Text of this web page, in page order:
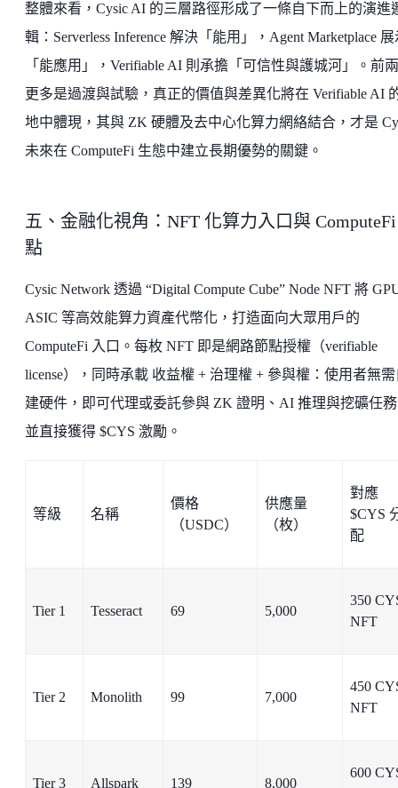
整體來看，Cysic AI 的三層路徑形成了一條自下而上的演進
輯：Serverless Inference 解決「能用」，Agent Marketplace 展
「能應用」，Verifiable AI 則承擔「可信性與護城河」。前
更多是過渡與試驗，真正的價值與差異化將在 Verifiable AI
地中體現，其與 ZK 硬體及去中心化算力網絡結合，才是
未來在 ComputeFi 生態中建立長期優勢的關鍵。
五、金融化視角：NFT 化算力入口與
點
Cysic Network 透過 “Digital Compute Cube” Node NFT 將
ASIC 等高效能算力資產代幣化，打造面向大眾用戶的
ComputeFi 入口。每枚 NFT 即是網路節點授權（verifiable
license），同時承載 收益權 + 治理權 + 參與權：使用者無
建硬件，即可代理或委託參與 ZK 證明、AI 推理與挖礦任
並直接獲得 $CYS 激勵。
等級 名稱
價格
（USDC）
供應量
（枚）
對應
$CYS
配
Tier 1 Tesseract 69 5,000
350
NFT
Tier 2 Monolith 99 7,000
450
NFT
Tier 3 Allspark 139 8,000
600